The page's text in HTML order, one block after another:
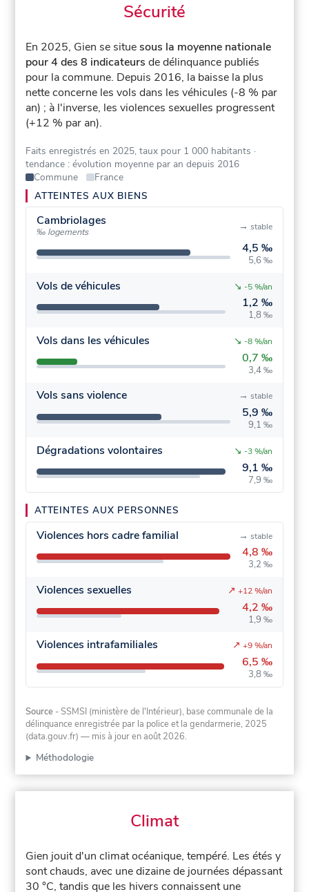
Sécurité
En 2025, Gien se situesous la moyenne nationale
pour 4 des 8 indicateurs de délinquance publiés
pour la commune. Depuis 2016, la baisse la plus
nette concerne les vols dans les véhicules (-8 % par
an) ; à l'inverse, les violences sexuelles progressent
(+12 % par an).
Faits enregistrés en 2025, taux pour 1 000 habitants ·
tendance : évolution moyenne par an depuis 2016
Commune
France
ATTEINTES AUX BIENS
Cambriolages
‰ logements
4,5 ‰
5,6 ‰
→ stable
Vols de véhicules
1,2 ‰
1,8 ‰
↘ -5 %/an
Vols dans les véhicules
0,7 ‰
3,4 ‰
↘ -8 %/an
Vols sans violence
5,9 ‰
9,1 ‰
→ stable
Dégradations volontaires
9,1 ‰
7,9 ‰
↘ -3 %/an
ATTEINTES AUX PERSONNES
Violences hors cadre familial
4,8 ‰
3,2 ‰
→ stable
Violences sexuelles
4,2 ‰
1,9 ‰
↗ +12 %/an
Violences intrafamiliales
6,5 ‰
3,8 ‰
↗ +9 %/an
Source - SSMSI (ministère de l'Intérieur), base communale de la
délinquance enregistrée par la police et la gendarmerie, 2025
(data.gouv.fr) — mis à jour en août 2026.
Méthodologie
Climat
Gien jouit d'un climat océanique, tempéré. Les étés y
sont chauds, avec une dizaine de journées dépassant
30 °C, tandis que les hivers connaissent une